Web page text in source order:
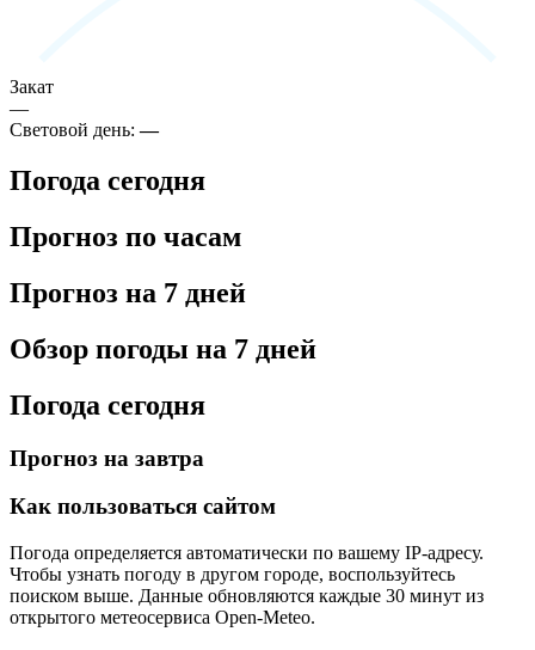
Закат
—
Световой день:—
Погода сегодня
Прогноз по часам
Прогноз на 7 дней
Обзор погоды на 7 дней
Погода сегодня
Прогноз на завтра
Как пользоваться сайтом
Погода определяется автоматически по вашему IP-адресу.
Чтобы узнать погоду в другом городе, воспользуйтесь
поиском выше. Данные обновляются каждые 30 минут из
открытого метеосервиса Open-Meteo.